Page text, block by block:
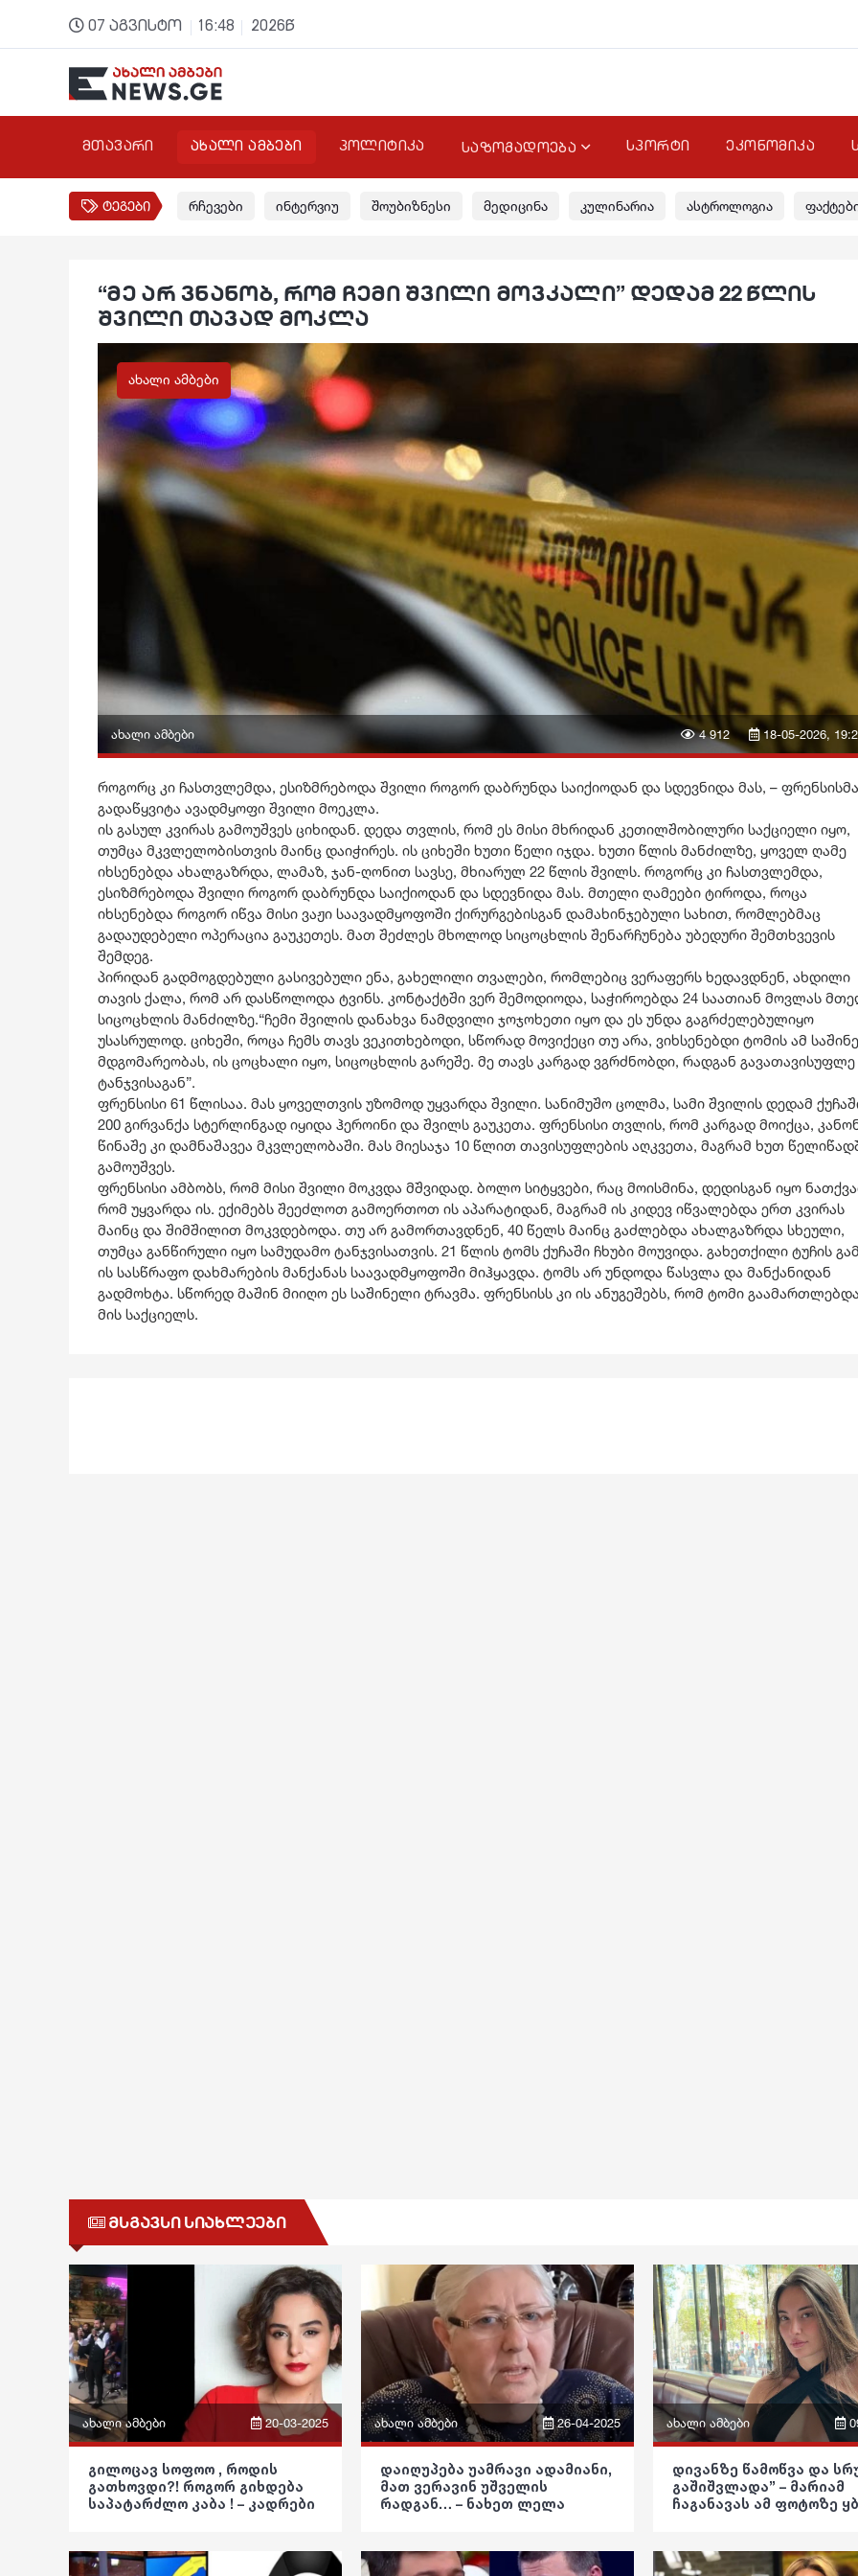
07 აგვისტო 16:48 2026წ
მთავარი ახალი ამბები პოლიტიკა საზოგადოება სპორტი ეკონომიკა
ტეგები რჩევები ინტერვიუ შოუბიზნესი მედიცინა კულინარია ასტროლოგია
“მე არ ვნანობ, რომ ჩემი შვილი მოვკალი” დედამ 22 წლის
შვილი თავად მოკლა
ახალი ამბები
ახალი ამბები 18-05-2026,
4 912
როგორც კი ჩასთვლემდა, ესიზმრებოდა შვილი როგორ დაბრუნდა საიქიოდან და სდევნიდა მას, – ფრენსისმა
გადაწყვიტა ავადმყოფი შვილი მოეკლა.
ის გასულ კვირას გამოუშვეს ციხიდან. დედა თვლის, რომ ეს მისი მხრიდან კეთილშობილური საქციელი იყო,
თუმცა მკვლელობისთვის მაინც დაიჭირეს. ის ციხეში ხუთი წელი იჯდა. ხუთი წლის მანძილზე, ყოველ ღამე
იხსენებდა ახალგაზრდა, ლამაზ, ჯან-ღონით სავსე, მხიარულ 22 წლის შვილს. როგორც კი ჩასთვლემდა,
ესიზმრებოდა შვილი როგორ დაბრუნდა საიქიოდან და სდევნიდა მას. მთელი ღამეები ტიროდა, როცა
იხსენებდა როგორ იწვა მისი ვაჟი საავადმყოფოში ქირურგებისგან დამახინჯებული სახით, რომლებმაც
გადაუდებელი ოპერაცია გაუკეთეს. მათ შეძლეს მხოლოდ სიცოცხლის შენარჩუნება უბედური შემთხვევის
შემდეგ.
პირიდან გადმოგდებული გასივებული ენა, გახელილი თვალები, რომლებიც ვერაფერს ხედავდნენ, ახდილი
თავის ქალა, რომ არ დასწოლოდა ტვინს. კონტაქტში ვერ შემოდიოდა, საჭიროებდა 24 საათიან მოვლას
სიცოცხლის მანძილზე.“ჩემი შვილის დანახვა ნამდვილი ჯოჯოხეთი იყო და ეს უნდა გაგრძელებულიყო
უსასრულოდ. ციხეში, როცა ჩემს თავს ვეკითხებოდი, სწორად მოვიქეცი თუ არა, ვიხსენებდი ტომის ამ
მდგომარეობას, ის ცოცხალი იყო, სიცოცხლის გარეშე. მე თავს კარგად ვგრძნობდი, რადგან გავათავისუფლე
ტანჯვისაგან”.
ფრენსისი 61 წლისაა. მას ყოველთვის უზომოდ უყვარდა შვილი. სანიმუშო ცოლმა, სამი შვილის დედამ
200 გირვანქა სტერლინგად იყიდა ჰეროინი და შვილს გაუკეთა. ფრენსისი თვლის, რომ კარგად მოიქცა,
წინაშე კი დამნაშავეა მკვლელობაში. მას მიესაჯა 10 წლით თავისუფლების აღკვეთა, მაგრამ ხუთ
გამოუშვეს.
ფრენსისი ამბობს, რომ მისი შვილი მოკვდა მშვიდად. ბოლო სიტყვები, რაც მოისმინა, დედისგან იყო
რომ უყვარდა ის. ექიმებს შეეძლოთ გამოერთოთ ის აპარატიდან, მაგრამ ის კიდევ იწვალებდა ერთ კვირას
მაინც და შიმშილით მოკვდებოდა. თუ არ გამორთავდნენ, 40 წელს მაინც გაძლებდა ახალგაზრდა სხეული,
თუმცა განწირული იყო სამუდამო ტანჯვისათვის. 21 წლის ტომს ქუჩაში ჩხუბი მოუვიდა. გახეთქილი ტუჩის
ის სასწრაფო დახმარების მანქანას საავადმყოფოში მიჰყავდა. ტომს არ უნდოდა წასვლა და მანქანიდან
გადმოხტა. სწორედ მაშინ მიიღო ეს საშინელი ტრავმა. ფრენსისს კი ის ანუგეშებს, რომ ტომი გაამართლებდა
მის საქციელს.
მსგავსი სიახლეები
ახალი ამბები
ვიდეო
20-03-2025
გილოცავ სოფოო , როდის
გათხოვდი?! როგორ გიხდება
საპატარძლო კაბა ! – კადრები
ახალი ამბები
ვიდეო
26-04-2025
დაიღუპება უამრავი ადამიანი,
მათ ვერავინ უშველის
რადგან… – ნახეთ ლელა
ახალი ამბები
ფრაზები
ვიდეო
დივანზე წამოწვა და
გაშიშვლადა” – მარიამ
ჩაგანავას ამ ფოტოზე